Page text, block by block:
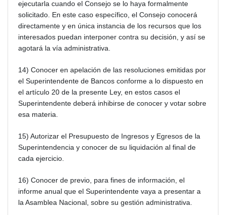
ejecutarla cuando el Consejo se lo haya formalmente
solicitado. En este caso específico, el Consejo conocerá
directamente y en única instancia de los recursos que los
interesados puedan interponer contra su decisión, y así se
agotará la vía administrativa.
14) Conocer en apelación de las resoluciones emitidas por
el Superintendente de Bancos conforme a lo dispuesto en
el artículo 20 de la presente Ley, en estos casos el
Superintendente deberá inhibirse de conocer y votar sobre
esa materia.
15) Autorizar el Presupuesto de Ingresos y Egresos de la
Superintendencia y conocer de su liquidación al final de
cada ejercicio.
16) Conocer de previo, para fines de información, el
informe anual que el Superintendente vaya a presentar a
la Asamblea Nacional, sobre su gestión administrativa.